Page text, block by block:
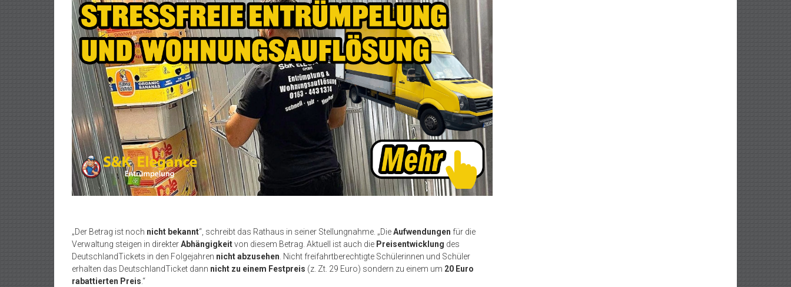
„Der Betrag ist noch nicht bekannt“, schreibt das Rathaus in seiner Stellungnahme. „DieAufwendungen für die
Verwaltung steigen in direkterAbhängigkeitvon diesem Betrag. Aktuell ist auch die Preisentwicklung des
DeutschlandTickets in den Folgejahren nicht abzusehen. Nicht freifahrtberechtigte Schülerinnen und Schüler
erhalten das DeutschlandTicket dann nicht zu einem Festpreis (z. Zt. 29 Euro) sondern zu einem um 20 Euro
rabattierten Preis.“